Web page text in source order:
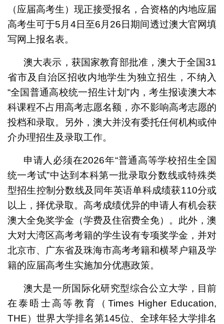
（应届高考生）现正接受报名，合资格的内地应届
高考生可于5月4日至6月26日期间透过澳大官网填
写网上报名表。
澳大表示，获国家教育部批准，澳大于全国31
省市及自治区招收内地学生为独立招生，不纳入
“全国普通高校统一招生计划”内，考生报读澳大本
科课程不占用高考志愿名额，亦不影响高考志愿的
投档和录取。另外，澳大并没有委托任何机构或仲
介办理招生及录取工作。
申请人必须在2026年“普通高等学校招生全国
统一考试”中达到本科第一批录取分数线或特殊类
型招生控制分数线及同年英语单科成绩获110分或
以上，择优录取。高考成绩优异的申请人有机会获
澳大全免奖学金（学费及住宿费全免）。此外，澳
大对大湾区高考考籍的学生设有专项奖学金，并对
北京市、广东省及珠海市高考考籍和横琴户籍及学
籍的应届高考生实施加分优惠政策。
澳大是一所国际化研究型综合公立大学，目前
在泰晤士高等教育（Times Higher Education,
THE）世界大学排名第145位、全球年轻大学排名